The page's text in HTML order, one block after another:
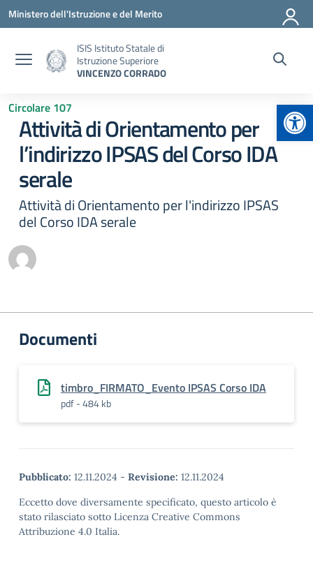
Vai ai contenuti
Vai al menu di navigazione
Vai al footer
Ministero dell'Istruzione e del Merito
ISIS Istituto Statale di
Istruzione Superiore
VINCENZO CORRADO
Circolare 107
Attività di Orientamento per
l’indirizzo IPSAS del Corso IDA
serale
Attività di Orientamento per l'indirizzo IPSAS
del Corso IDA serale
Documenti
timbro_FIRMATO_Evento IPSAS Corso IDA
pdf - 484 kb
Pubblicato: 12.11.2024 - Revisione: 12.11.2024
Eccetto dove diversamente specificato, questo articolo è
stato rilasciato sotto Licenza Creative Commons
Attribuzione 4.0 Italia.